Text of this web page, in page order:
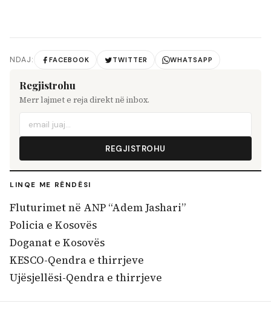
NDAJ: FACEBOOK TWITTER WHATSAPP
Regjistrohu
Merr lajmet e reja direkt në inbox.
REGJISTROHU
LINQE ME RËNDËSI
Fluturimet në ANP “Adem Jashari”
Policia e Kosovës
Doganat e Kosovës
KESCO-Qendra e thirrjeve
Ujësjellësi-Qendra e thirrjeve